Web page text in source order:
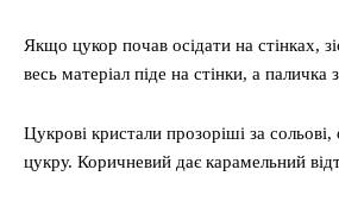
Якщо цукор почав осідати на стінках,
весь матеріал піде на стінки, а
Цукрові кристали прозоріші за сольові,
цукру. Коричневий дає карамельний